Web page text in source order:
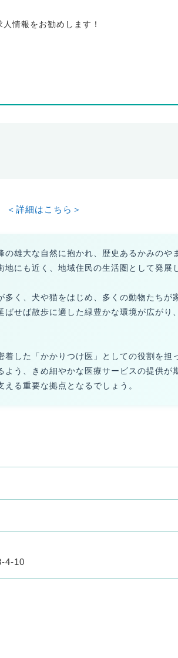
情報をお勧めします！
＜詳細はこちら＞
雄大な自然に抱かれ、歴史あるかみのや
にも近く、地域住民の生活圏として発展
く、犬や猫をはじめ、多くの動物たちが
せば散歩に適した緑豊かな環境が広がり
した「かかりつけ医」としての役割を担
う、きめ細やかな医療サービスの提供が
る重要な拠点となるでしょう。
4-10